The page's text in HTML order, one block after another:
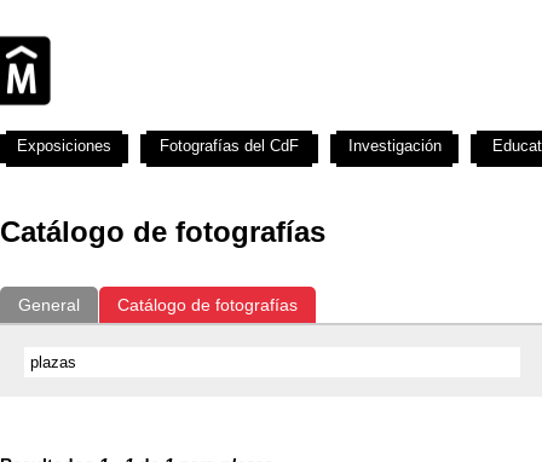
Catálogo de fotografías
General Catálogo de fotografías
Exposiciones Fotografías del CdF Investigación